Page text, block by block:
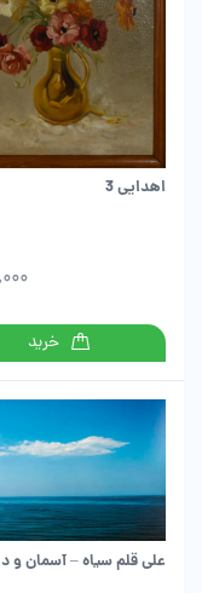
اهدایی 3
خرید
علی قلم سیاه – آسمان و